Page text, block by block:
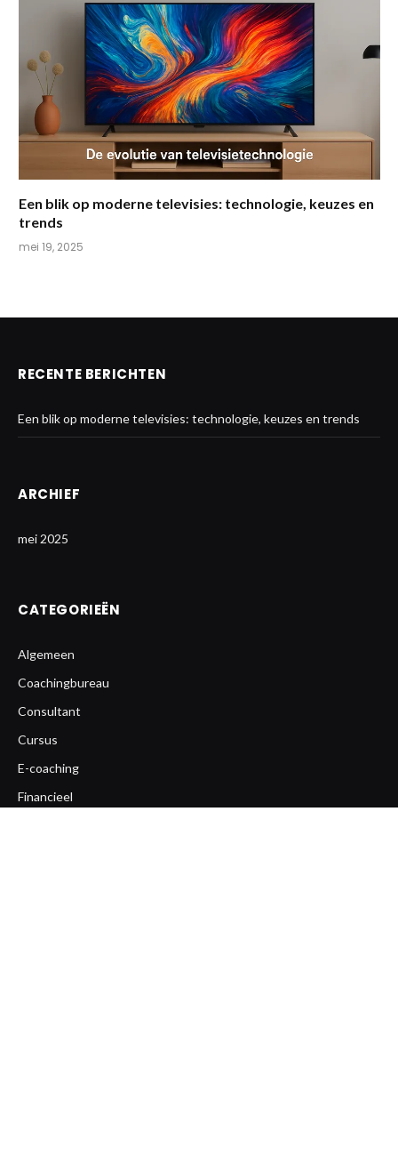
Een blik op moderne televisies: technologie, keuzes en
trends
mei 19, 2025
RECENTE BERICHTEN
Een blik op moderne televisies: technologie, keuzes en trends
ARCHIEF
mei 2025
CATEGORIEËN
Algemeen
Coachingbureau
Consultant
Cursus
E-coaching
Financieel